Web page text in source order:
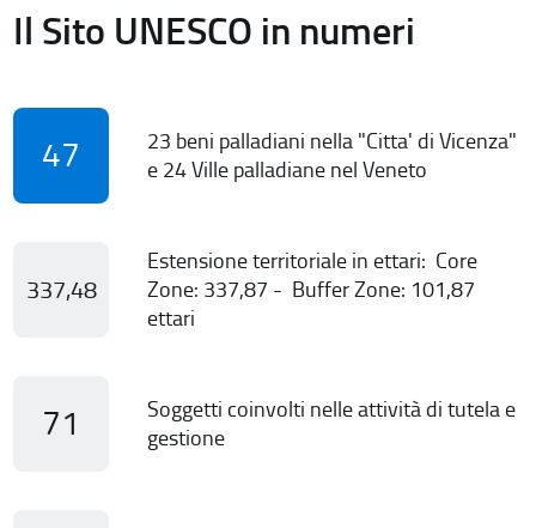
Il Sito UNESCO in numeri
47
23 beni palladiani nella "Citta' di Vicenza"
e 24 Ville palladiane nel Veneto
337,48
Estensione territoriale in ettari: Core
Zone: 337,87 - Buffer Zone: 101,87
ettari
71
Soggetti coinvolti nelle attività di tutela e
gestione